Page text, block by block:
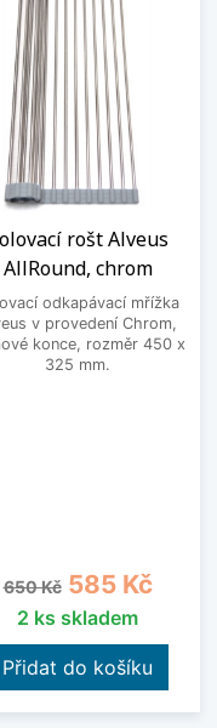
rošt Alveus
AllRound, chrom
odkapávací mřížka
v provedení Chrom,
konce, rozměr 450 x
325 mm.
Běžná cena
650 Kč Cena
585 Kč
2 ks skladem
Přidat do košíku